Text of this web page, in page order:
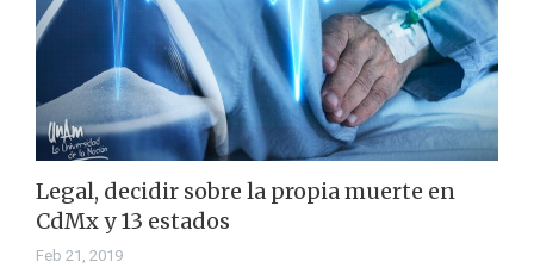
Legal, decidir sobre la propia muerte en
CdMx y 13 estados
Feb 21, 2019